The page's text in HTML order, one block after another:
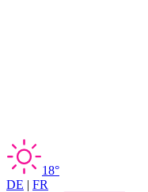
18°
DE | FR